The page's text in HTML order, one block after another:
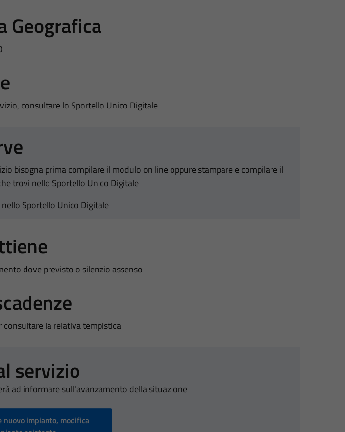
Geografica
consultare lo Sportello Unico Digitale
bisogna prima compilare il modulo on line oppure stampare e compilare il
trovi nello Sportello Unico Digitale
Sportello Unico Digitale
dove previsto o silenzio assenso
consultare la relativa tempistica
servizio
ad informare sull'avanzamento della situazione
nuovo impianto, modifica